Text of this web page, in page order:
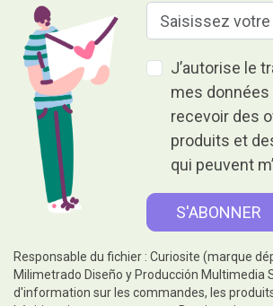
J’autorise le
mes
recevoir des
produits et
qui peuvent
Responsable du fichier : Curiosite (marque
Milimetrado Diseño y Producción Multimedia
d'information sur les commandes, les